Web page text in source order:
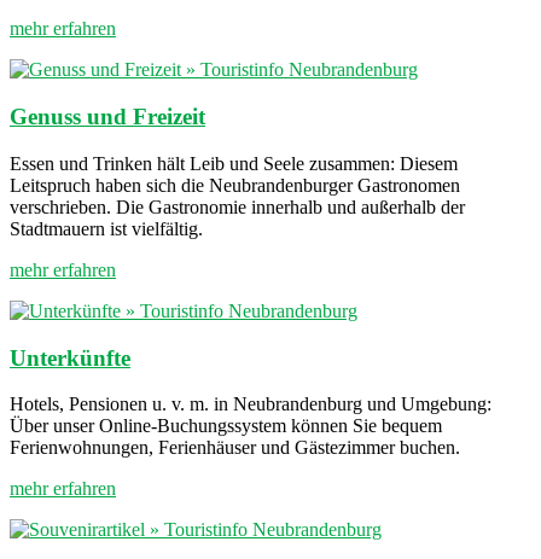
mehr erfahren
Genuss und Freizeit
Essen und Trinken hält Leib und Seele zusammen: Diesem
Leitspruch haben sich die Neubrandenburger Gastronomen
verschrieben. Die Gastronomie innerhalb und außerhalb der
Stadtmauern ist vielfältig.
mehr erfahren
Unterkünfte
Hotels, Pensionen u. v. m. in Neubrandenburg und Umgebung:
Über unser Online-Buchungssystem können Sie bequem
Ferienwohnungen, Ferienhäuser und Gästezimmer buchen.
mehr erfahren